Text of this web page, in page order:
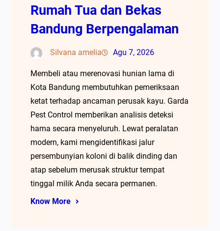
Rumah Tua dan Bekas
Bandung Berpengalaman
Silvana amelia Agu 7, 2026
Membeli atau merenovasi hunian lama di
Kota Bandung membutuhkan pemeriksaan
ketat terhadap ancaman perusak kayu. Garda
Pest Control memberikan analisis deteksi
hama secara menyeluruh. Lewat peralatan
modern, kami mengidentifikasi jalur
persembunyian koloni di balik dinding dan
atap sebelum merusak struktur tempat
tinggal milik Anda secara permanen.
Know More